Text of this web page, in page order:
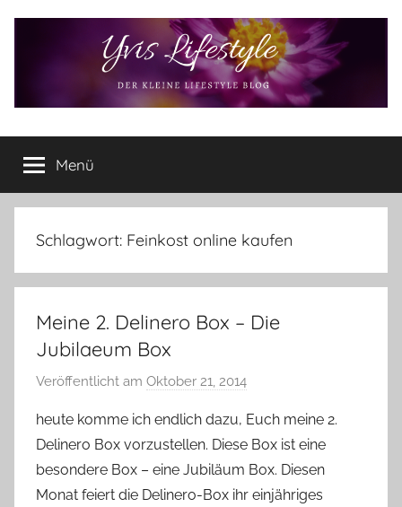
Yvis
Lifestyle
Lifestyle
Blog
–
Lifestyle,
Produkttests
vieles
mehr
Menü
Schlagwort: Feinkost online kaufen
Meine 2. Delinero Box – Die
Jubilaeum Box
Veröffentlicht am Oktober 21, 2014
n
Y
v
o
heute komme ich endlich dazu, Euch meine 2.
Delinero Box vorzustellen. Diese Box ist eine
besondere Box – eine Jubiläum Box. Diesen
Monat feiert die Delinero-Box ihr einjähriges